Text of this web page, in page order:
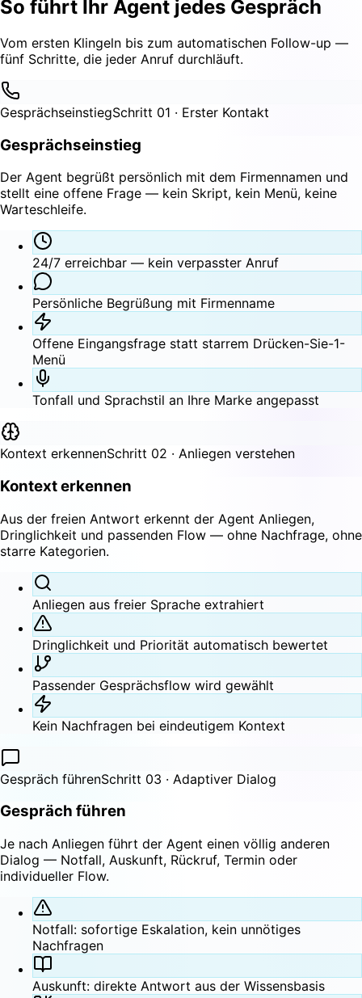
So führt Ihr Agent jedes Gespräch
Vom ersten Klingeln bis zum automatischen Follow-up —
fünf Schritte, die jeder Anruf durchläuft.
GesprächseinstiegSchritt 01 · Erster Kontakt
Gesprächseinstieg
Der Agent begrüßt persönlich mit dem Firmennamen und
stellt eine offene Frage — kein Skript, kein Menü, keine
Warteschleife.
24/7 erreichbar — kein verpasster Anruf
Persönliche Begrüßung mit Firmenname
Offene Eingangsfrage statt starrem Drücken-Sie-1-
Menü
Tonfall und Sprachstil an Ihre Marke angepasst
Kontext erkennenSchritt 02 · Anliegen verstehen
Kontext erkennen
Aus der freien Antwort erkennt der Agent Anliegen,
Dringlichkeit und passenden Flow — ohne Nachfrage, ohne
starre Kategorien.
Anliegen aus freier Sprache extrahiert
Dringlichkeit und Priorität automatisch bewertet
Passender Gesprächsflow wird gewählt
Kein Nachfragen bei eindeutigem Kontext
Gespräch führenSchritt 03 · Adaptiver Dialog
Gespräch führen
Je nach Anliegen führt der Agent einen völlig anderen
Dialog — Notfall, Auskunft, Rückruf, Termin oder
individueller Flow.
Notfall: sofortige Eskalation, kein unnötiges
Nachfragen
Auskunft: direkte Antwort aus der Wissensbasis